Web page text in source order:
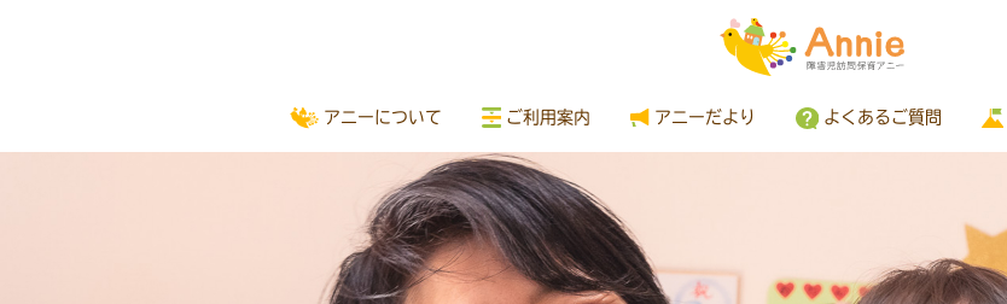
アニーについて ご利用案内 アニーだより よくあるご質問